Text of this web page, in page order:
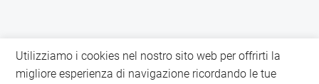
Utilizziamo i cookies nel nostro sito web per offrirti la
migliore esperienza di navigazione ricordando le tue